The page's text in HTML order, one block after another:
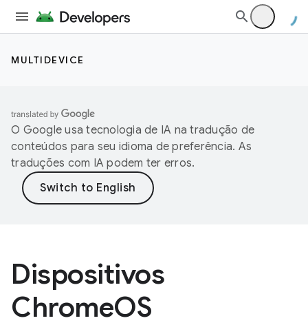
MULTIDEVICE
O Google usa tecnologia de IA na tradução de
conteúdos para seu idioma de preferência. As
traduções com IA podem ter erros.
Dispositivos
ChromeOS